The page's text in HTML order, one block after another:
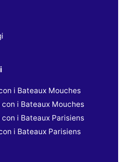
i Bateaux Mouches
i Bateaux Mouches
i Bateaux Parisiens
i Bateaux Parisiens